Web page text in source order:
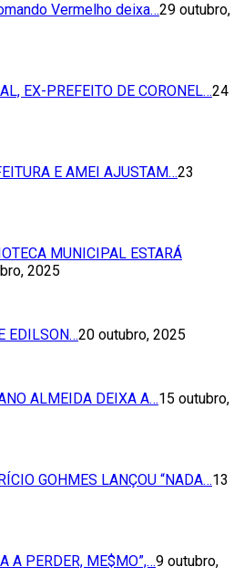
Vermelho deixa…29 outubro,
EX-PREFEITO DE CORONEL…24
E AMEI AJUSTAM…23
MUNICIPAL ESTARÁ
2025
EDILSON…20 outubro, 2025
ALMEIDA DEIXA A…15 outubro,
GOHMES LANÇOU “NADA…13
A PERDER, ME$MO”,…9 outubro,